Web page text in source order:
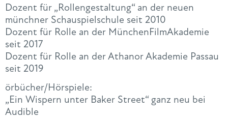
Dozent für „Rollengestaltung“ an der neuen
münchner Schauspielschule seit 2010
Dozent für Rolle an der MünchenFilmAkademie
seit 2017
Dozent für Rolle an der Athanor Akademie Passau
seit 2019
örbücher/Hörspiele:
„Ein Wispern unter Baker Street“ ganz neu bei
Audible